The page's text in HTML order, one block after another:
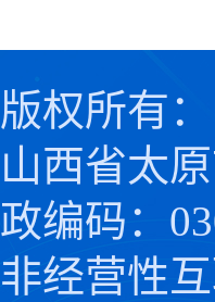
版权所有
山西省太
政编码：
非经营性